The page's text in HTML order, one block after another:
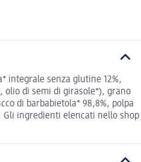
integrale senza glutine 12%,
olio di semi di girasole*), grano
di barbabietola* 98,8%, polpa
Gli ingredienti elencati nello shop